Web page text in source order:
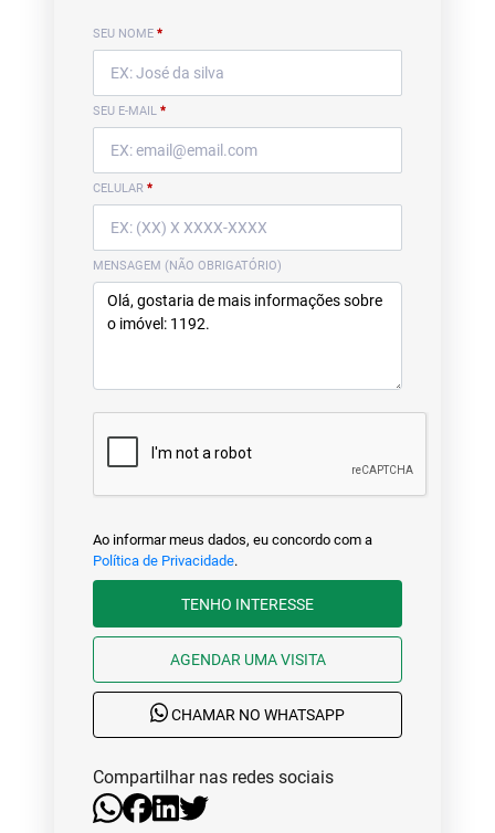
SEU NOME *
SEU E-MAIL *
CELULAR *
MENSAGEM (NÃO OBRIGATÓRIO)
Ao informar meus dados, eu concordo com a
Política de Privacidade.
TENHO INTERESSE
AGENDAR UMA VISITA
CHAMAR NO WHATSAPP
Compartilhar nas redes sociais